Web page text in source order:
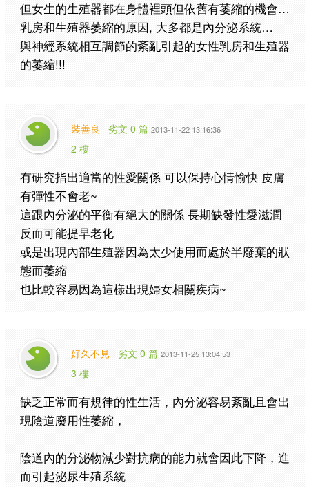
但女生的生殖器都在身體裡頭但依舊有萎縮的機會…
乳房和生殖器萎縮的原因, 大多都是內分泌系統…
與神經系統相互調節的紊亂引起的女性乳房和生殖器
的萎縮!!!
裝善良 劣文 0 篇 2013-11-22 13:16:36
2 樓
有研究指出適當的性愛關係 可以保持心情愉快 皮膚
有彈性不會老~
這跟內分泌的平衡有絕大的關係 長期缺發性愛滋潤
反而可能提早老化
或是出現內部生殖器因為太少使用而處於半廢棄的狀
態而萎縮
也比較容易因為這樣出現婦女相關疾病~
好久不見 劣文 0 篇 2013-11-25 13:04:53
3 樓
缺乏正常而有規律的性生活，內分泌容易紊亂且會出
現陰道廢用性萎縮，
陰道內的分泌物減少對抗病的能力就會因此下降，進
而引起泌尿生殖系統